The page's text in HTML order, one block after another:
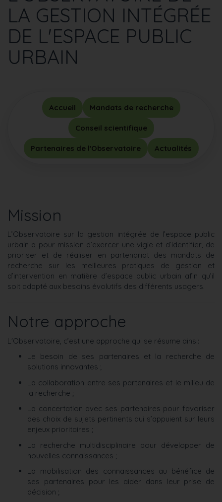
LA GESTION INTÉGRÉE
DE L'ESPACE PUBLIC
URBAIN
Accueil Mandats de recherche
Conseil scientifique
Partenaires de l'Observatoire Actualités
Mission
L’Observatoire sur la gestion intégrée de l’espace public
urbain a pour mission d’exercer une vigie et d’identifier, de
prioriser et de réaliser en partenariat des mandats de
recherche sur les meilleures pratiques de gestion et
d’intervention en matière d’espace public urbain afin qu’il
soit adapté aux besoins évolutifs des différents usagers.
Notre approche
L'Observatoire, c’est une approche qui se résume ainsi:
Le besoin de ses partenaires et la recherche de
solutions innovantes ;
La collaboration entre ses partenaires et le milieu de
la recherche ;
La concertation avec ses partenaires pour favoriser
des choix de sujets pertinents qui s’appuient sur leurs
enjeux prioritaires ;
La recherche multidisciplinaire pour développer de
nouvelles connaissances ;
La mobilisation des connaissances au bénéfice de
ses partenaires pour les aider dans leur prise de
décision ;